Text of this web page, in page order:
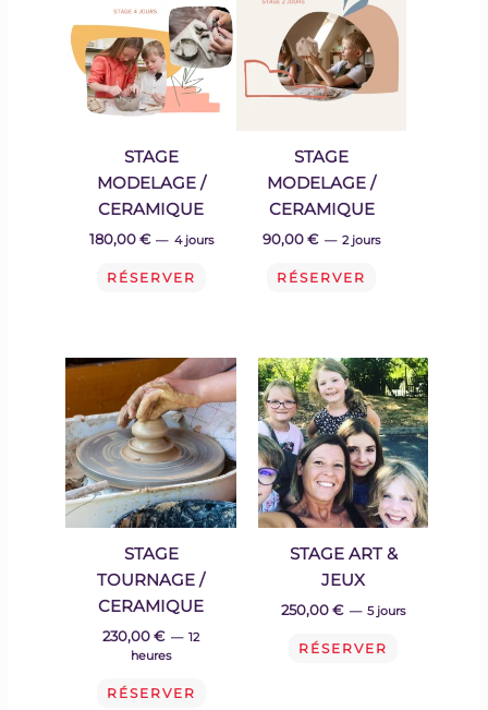
STAGE
MODELAGE /
CERAMIQUE
180,00€ 4 jours
RÉSERVER
STAGE
MODELAGE /
CERAMIQUE
90,00€ 2 jours
RÉSERVER
STAGE
TOURNAGE /
CERAMIQUE
230,00€
12
heures
RÉSERVER
STAGE ART &
JEUX
250,00 € 5 jours
RÉSERVER